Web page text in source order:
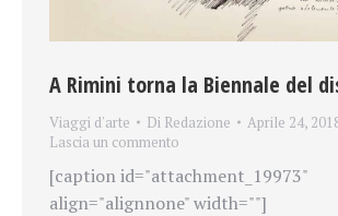
A Rimini torna la Biennale del
Viaggi d'arte Di Redazione
Aprile 24,
Lascia un commento
[caption id="attachment_19973"
align="alignnone" width=""]